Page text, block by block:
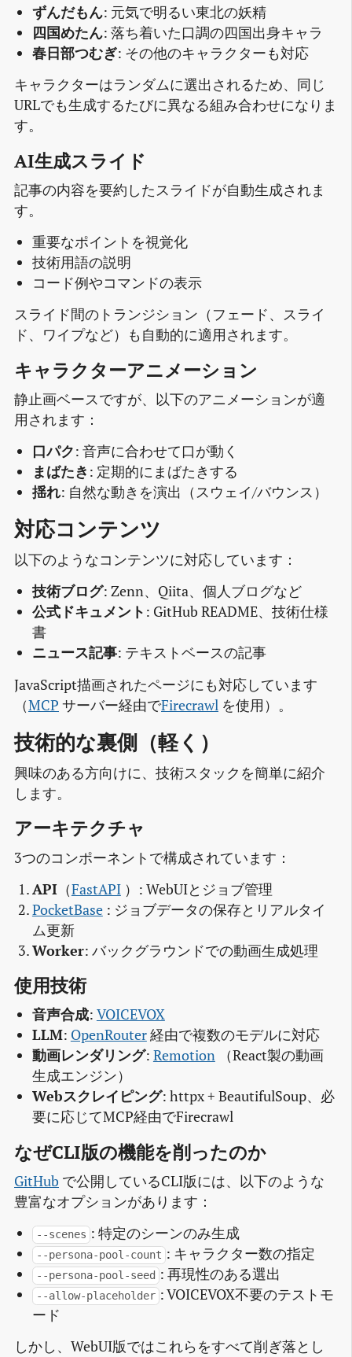
ずんだもん: 元気で明るい東北の妖精
四国めたん: 落ち着いた口調の四国出身キャラ
春日部つむぎ: その他のキャラクターも対応
キャラクターはランダムに選出されるため、同じ
URLでも生成するたびに異なる組み合わせになりま
す。
AI生成スライド
記事の内容を要約したスライドが自動生成されま
す。
重要なポイントを視覚化
技術用語の説明
コード例やコマンドの表示
スライド間のトランジション（フェード、スライ
ド、ワイプなど）も自動的に適用されます。
キャラクターアニメーション
静止画ベースですが、以下のアニメーションが適
用されます：
口パク: 音声に合わせて口が動く
まばたき : 定期的にまばたきする
揺れ: 自然な動きを演出（スウェイ/バウンス）
対応コンテンツ
以下のようなコンテンツに対応しています：
技術ブログ: Zenn、Qiita、個人ブログなど
公式ドキュメント : GitHub README、技術仕様
書
ニュース記事: テキストベースの記事
JavaScript描画されたページにも対応しています
（MCP サーバー経由でFirecrawl を使用）。
技術的な裏側（軽く）
興味のある方向けに、技術スタックを簡単に紹介
します。
アーキテクチャ
3つのコンポーネントで構成されています：
API（FastAPI）: WebUIとジョブ管理
PocketBase: ジョブデータの保存とリアルタイ
ム更新
Worker: バックグラウンドでの動画生成処理
使用技術
音声合成: VOICEVOX
LLM: OpenRouter経由で複数のモデルに対応
動画レンダリング: Remotion（React製の動画
生成エンジン）
Webスクレイピング: httpx + BeautifulSoup、必
要に応じてMCP経由でFirecrawl
なぜCLI版の機能を削ったのか
GitHub で公開しているCLI版には、以下のような
豊富なオプションがあります：
--scenes : 特定のシーンのみ生成
--persona-pool-count : キャラクター数の指定
--persona-pool-seed : 再現性のある選出
--allow-placeholder : VOICEVOX不要のテストモ
ード
しかし、WebUI版ではこれらをすべて削ぎ落とし